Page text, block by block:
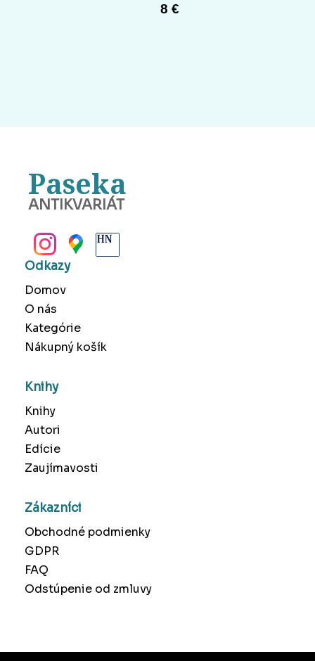
8 €
Paseka
ANTIKVARIÁT
Odkazy
Domov
O nás
Kategórie
Nákupný košík
Knihy
Knihy
Autori
Edície
Zaujímavosti
Zákazníci
Obchodné podmienky
GDPR
FAQ
Odstúpenie od zmluvy